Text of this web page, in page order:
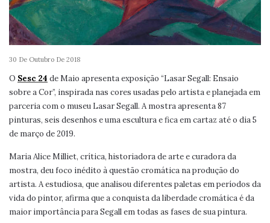
30 De Outubro De 2018
O Sesc 24 de Maio apresenta exposição “Lasar Segall: Ensaio
sobre a Cor”, inspirada nas cores usadas pelo artista e planejada em
parceria com o museu Lasar Segall. A mostra apresenta 87
pinturas, seis desenhos e uma escultura e fica em cartaz até o dia 5
de março de 2019.
Maria Alice Milliet, crítica, historiadora de arte e curadora da
mostra, deu foco inédito à questão cromática na produção do
artista. A estudiosa, que analisou diferentes paletas em períodos da
vida do pintor, afirma que a conquista da liberdade cromática é da
maior importância para Segall em todas as fases de sua pintura.